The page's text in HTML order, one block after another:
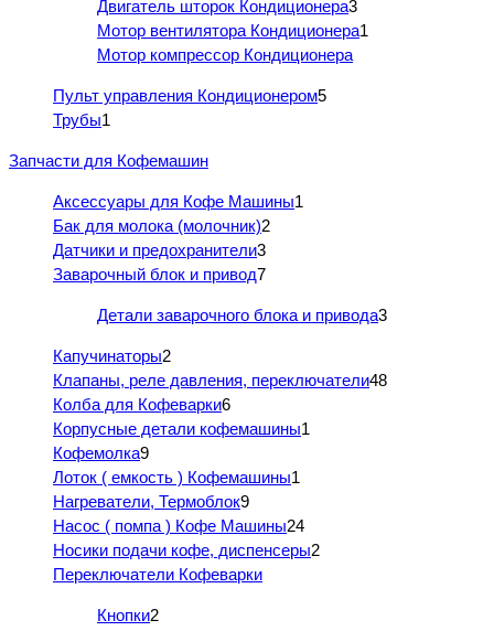
Двигатель шторок Кондиционера3
Мотор вентилятора Кондиционера1
Мотор компрессор Кондиционера
Пульт управления Кондиционером5
Трубы1
Запчасти для Кофемашин
Аксессуары для Кофе Машины1
Бак для молока (молочник)2
Датчики и предохранители3
Заварочный блок и привод7
Детали заварочного блока и привода3
Капучинаторы2
Клапаны, реле давления, переключатели48
Колба для Кофеварки6
Корпусные детали кофемашины1
Кофемолка9
Лоток ( емкость ) Кофемашины1
Нагреватели, Термоблок9
Насос ( помпа ) Кофе Машины24
Носики подачи кофе, диспенсеры2
Переключатели Кофеварки
Кнопки2